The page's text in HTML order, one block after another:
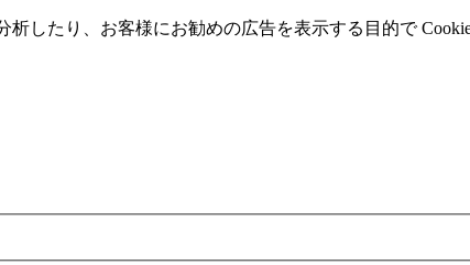
したり、お客様にお勧めの広告を表⽰する⽬的で